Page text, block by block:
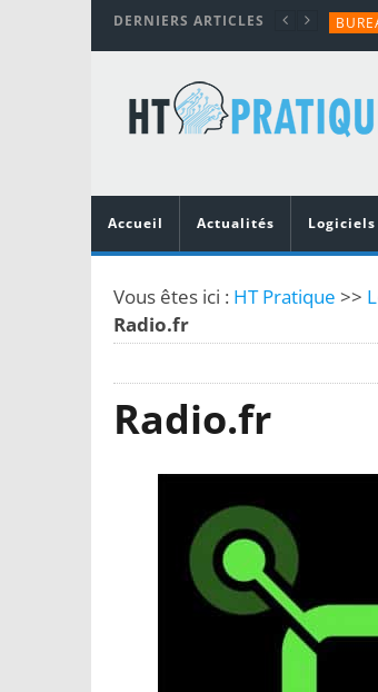
DERNIERS ARTICLES
Accueil
Actualités Logiciels
Vous êtes ici : HT Pratique >>
Radio.fr
Radio.fr